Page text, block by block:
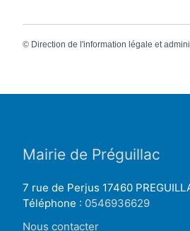
© Direction de l'information légale et
Mairie de Préguillac
7 rue de Perjus 17460
Téléphone : 0546936629
Nous contacter